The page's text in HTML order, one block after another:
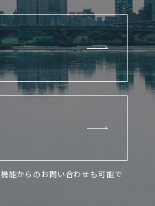
能からのお問い合わせも可能で